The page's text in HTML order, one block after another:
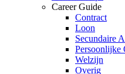
Career Guide
Contract
Loon
Secundaire
Welzijn
Overig